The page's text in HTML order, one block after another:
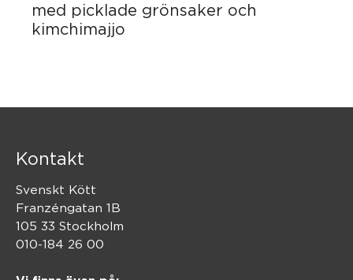
med picklade grönsaker och
kimchimajjo
Kontakt
Svenskt Kött
Franzéngatan 1B
105 33 Stockholm
010-184 26 00